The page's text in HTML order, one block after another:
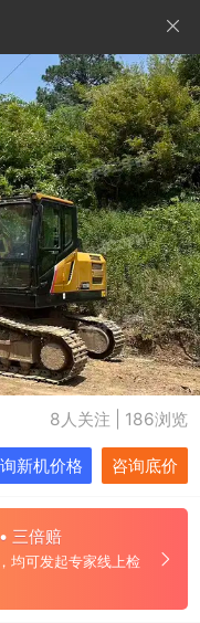
8人关注 | 186浏览
新机价格 咨询底价
三倍赔
均可发起专家线上检